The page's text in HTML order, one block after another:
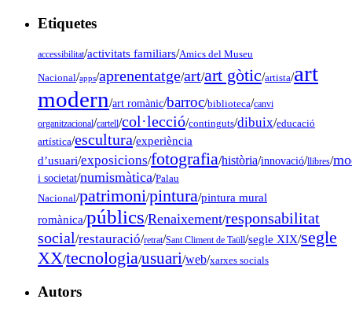
Etiquetes
accessibilitat/activitats familiars/Amics del Museu
Nacional/apps/aprenentatge/art/art gòtic/artista/art
modern/art romànic/barroc/biblioteca/canvi
organitzacional/cartell/col·lecció/continguts/dibuix/educació
artística/escultura/experiència
d’usuari/exposicions/fotografia/història/innovació/llibres/
i societat/numismàtica/Palau
Nacional/patrimoni/pintura/pintura mural
romànica/públics/Renaixement/responsabilitat
social/restauració/retrat/Sant Climent de Taüll/segle XIX/segle
XX/tecnologia/usuari/web/xarxes socials
Autors